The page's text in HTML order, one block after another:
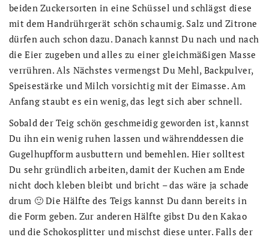
beiden Zuckersorten in eine Schüssel und schlägst diese
mit dem Handrührgerät schön schaumig. Salz und Zitrone
dürfen auch schon dazu. Danach kannst Du nach und nach
die Eier zugeben und alles zu einer gleichmäßigen Masse
verrühren. Als Nächstes vermengst Du Mehl, Backpulver,
Speisestärke und Milch vorsichtig mit der Eimasse. Am
Anfang staubt es ein wenig, das legt sich aber schnell.
Sobald der Teig schön geschmeidig geworden ist, kannst
Du ihn ein wenig ruhen lassen und währenddessen die
Gugelhupfform ausbuttern und bemehlen. Hier solltest
Du sehr gründlich arbeiten, damit der Kuchen am Ende
nicht doch kleben bleibt und bricht – das wäre ja schade
drum 🙂 Die Hälfte des Teigs kannst Du dann bereits in
die Form geben. Zur anderen Hälfte gibst Du den Kakao
und die Schokosplitter und mischst diese unter. Falls der